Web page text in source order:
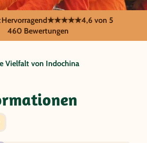
Laos/
Hervorragend★★★★★4,6 von 5
460 Bewertungen
Vielfalt von Indochina